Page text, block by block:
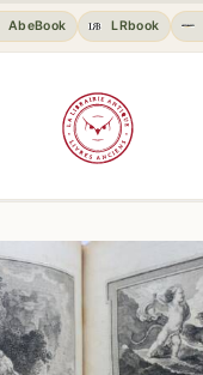
AbeBook LRbook